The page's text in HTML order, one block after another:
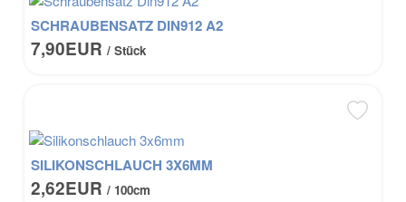
SCHRAUBENSATZ DIN912 A2
7,90EUR/ Stück
SILIKONSCHLAUCH 3X6MM
2,62EUR/ 100cm